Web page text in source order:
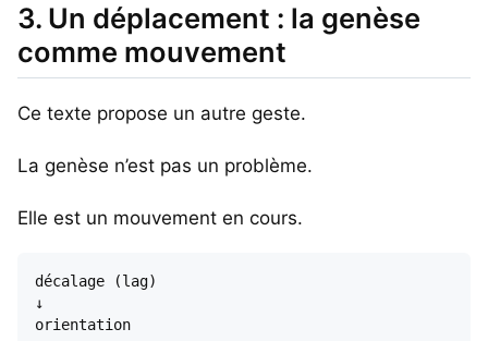
3. Un déplacement : la genèse
comme mouvement
Ce texte propose un autre geste.
La genèse n’est pas un problème.
Elle est un mouvement en cours.
décalage (lag)
↓
orientation